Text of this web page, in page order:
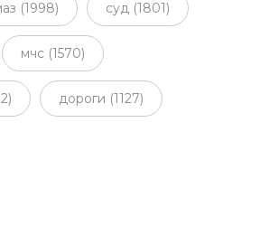
(1998) суд (1801)
мчс (1570)
дороги (1127)